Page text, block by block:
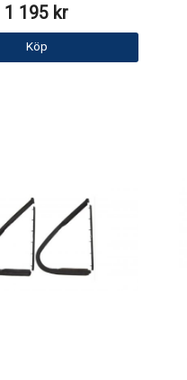
1 195 kr
Köp